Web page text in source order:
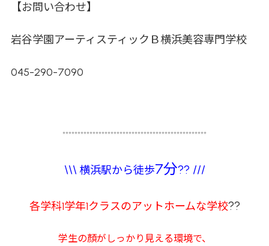
【お問い合わせ】
岩谷学園アーティスティックＢ横浜美容専門学校
045-290-7090
************************************************
\\\ 横浜駅から徒歩7分?? ///
各学科1学年1クラスのアットホームな学校??
学生の顏がしっかり見える環境で、